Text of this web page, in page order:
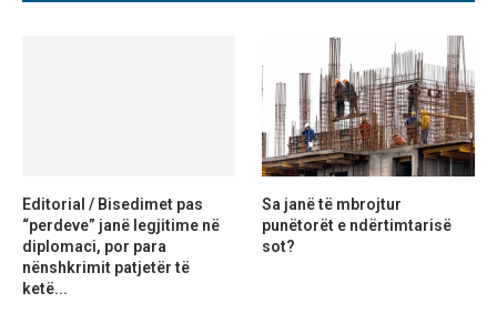
Editorial / Bisedimet pas
“perdeve” janë legjitime në
diplomaci, por para
nënshkrimit patjetër të
ketë...
Sa janë të mbrojtur
punëtorët e ndërtimtarisë
sot?